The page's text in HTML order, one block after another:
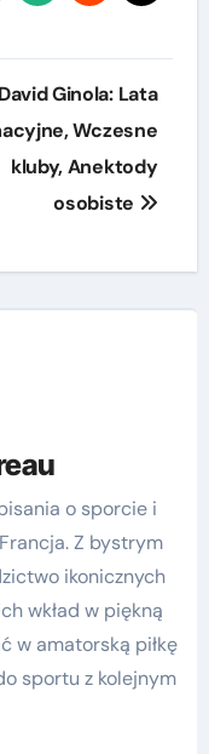
David Ginola: Lata
Wczesne
kluby, Anektody
osobiste
o sporcie i
Z bystrym
ikonicznych
wkład w piękną
w amatorską piłkę
sportu z kolejnym